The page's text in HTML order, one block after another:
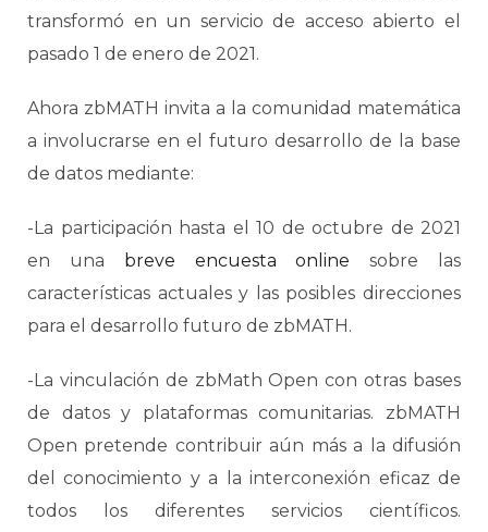
transformó en un servicio de acceso abierto el
pasado 1 de enero de 2021.
Ahora zbMATH invita a la comunidad matemática
a involucrarse en el futuro desarrollo de la base
de datos mediante:
-La participación hasta el 10 de octubre de 2021
en una breve encuesta online sobre las
características actuales y las posibles direcciones
para el desarrollo futuro de zbMATH.
-La vinculación de zbMath Open con otras bases
de datos y plataformas comunitarias. zbMATH
Open pretende contribuir aún más a la difusión
del conocimiento y a la interconexión eficaz de
todos los diferentes servicios científicos.